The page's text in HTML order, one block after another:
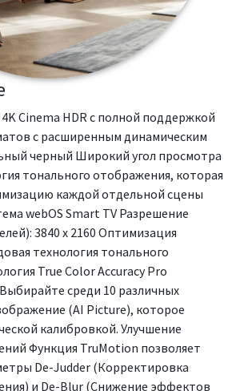
4K Cinema HDR с полной поддержкой
с расширенным динамическим
черный Широкий угол просмотра
тонального отображения, которая
каждой отдельной сцены
webOS Smart TV Разрешение
3840 x 2160 Оптимизация
технология тонального
True Color Accuracy Pro
среди 10 различных
(AI Picture), которое
калибровкой. Улучшение
Функция TruMotion позволяет
De-Judder (Корректировка
и De-Blur (Снижение эффектов